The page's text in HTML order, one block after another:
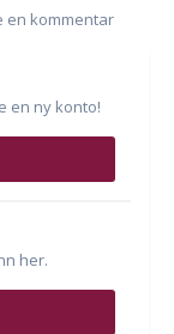
en kommentar
en ny konto!
her.